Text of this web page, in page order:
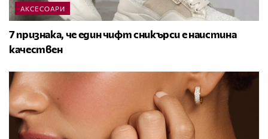
АКСЕСОАРИ
7 признака, че един чифт сникърси е наистина
качествен